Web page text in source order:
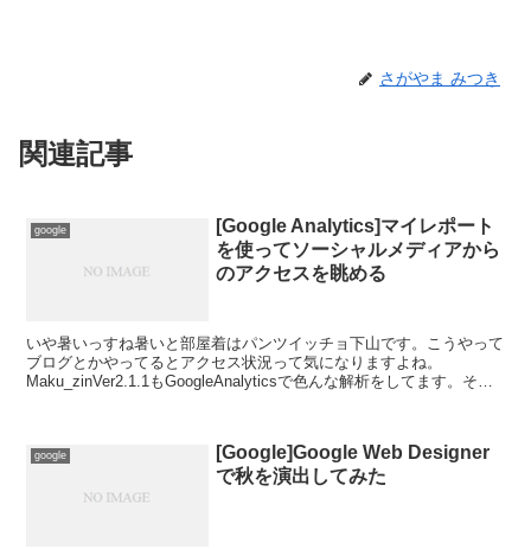
さがやま みつき
関連記事
google
[Google Analytics]マイレポート
を使ってソーシャルメディアから
のアクセスを眺める
いや暑いっすね暑いと部屋着はパンツイッチョ下山です。こうやって
ブログとかやってるとアクセス状況って気になりますよね。
Maku_zinVer2.1.1もGoogleAnalyticsで色んな解析をしてます。そこ
google
[Google]Google Web Designer
で秋を演出してみた